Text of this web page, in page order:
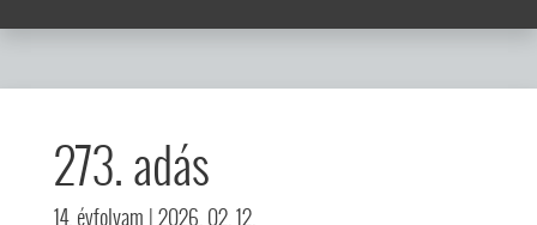
273. adás
14. évfolyam | 2026. 02. 12.